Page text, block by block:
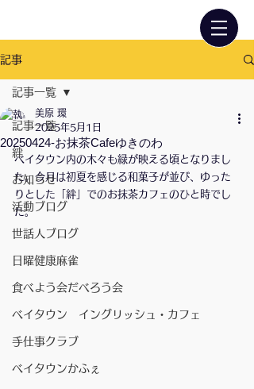
記事
記事一覧
絆
お知らせ
活動ブログ
世話人ブログ
日曜健康麻雀
食べよう会だべろう会
ベイタウン イングリッシュ・カフェ
手仕事クラブ
ベイタウンかふぇ
記事一覧
20250424-お抹茶Cafeゆきのわ
美原 環
2025年5月1日
ベイタウン内の木々も緑が映える頃となりまし
た。今月は初夏を感じる和菓子が並び、ゆった
りとした「絆」でのお抹茶カフェのひと時でし
た。